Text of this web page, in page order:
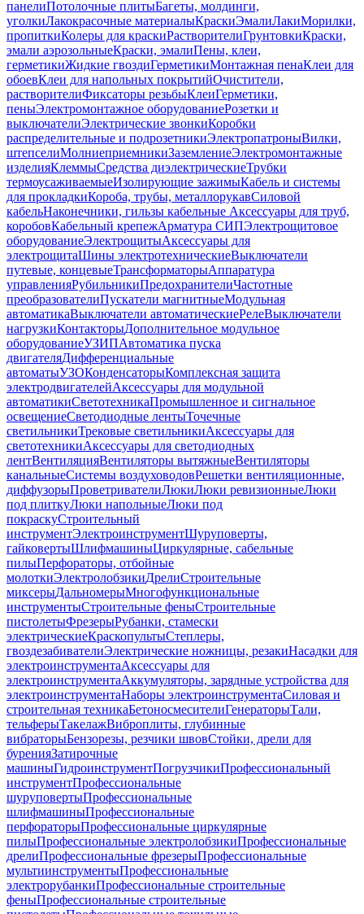
панелиПотолочные плитыБагеты, молдинги,
уголкиЛакокрасочные материалыКраскиЭмалиЛакиМорилки,
пропиткиКолеры для краскиРастворителиГрунтовкиКраски,
эмали аэрозольныеКраски, эмалиПены, клеи,
герметикиЖидкие гвоздиГерметикиМонтажная пенаКлеи для
обоевКлеи для напольных покрытийОчистители,
растворителиФиксаторы резьбыКлеиГерметики,
пеныЭлектромонтажное оборудованиеРозетки и
выключателиЭлектрические звонкиКоробки
распределительные и подрозетникиЭлектропатроныВилки,
штепселиМолниеприемникиЗаземлениеЭлектромонтажные
изделияКлеммыСредства диэлектрическиеТрубки
термоусаживаемыеИзолирующие зажимыКабель и системы
для прокладкиКороба, трубы, металлорукавСиловой
кабельНаконечники, гильзы кабельные Аксессуары для труб,
коробовКабельный крепежАрматура СИПЭлектрощитовое
оборудованиеЭлектрощитыАксессуары для
электрощитаШины электротехническиеВыключатели
путевые, концевыеТрансформаторыАппаратура
управленияРубильникиПредохранителиЧастотные
преобразователиПускатели магнитныеМодульная
автоматикаВыключатели автоматическиеРелеВыключатели
нагрузкиКонтакторыДополнительное модульное
оборудованиеУЗИПАвтоматика пуска
двигателяДифференциальные
автоматыУЗОКонденсаторыКомплексная защита
электродвигателейАксессуары для модульной
автоматикиСветотехникаПромышленное и сигнальное
освещениеСветодиодные лентыТочечные
светильникиТрековые светильникиАксессуары для
светотехникиАксессуары для светодиодных
лентВентиляцияВентиляторы вытяжныеВентиляторы
канальныеСистемы воздуховодовРешетки вентиляционные,
диффузорыПроветривателиЛюкиЛюки ревизионныеЛюки
под плиткуЛюки напольныеЛюки под
покраскуСтроительный
инструментЭлектроинструментШуруповерты,
гайковертыШлифмашиныЦиркулярные, сабельные
пилыПерфораторы, отбойные
молоткиЭлектролобзикиДрелиСтроительные
миксерыДальномерыМногофункциональные
инструментыСтроительные феныСтроительные
пистолетыФрезерыРубанки, стамески
электрическиеКраскопультыСтеплеры,
гвоздезабивателиЭлектрические ножницы, резакиНасадки для
электроинструментаАксессуары для
электроинструментаАккумуляторы, зарядные устройства для
электроинструментаНаборы электроинструментаСиловая и
строительная техникаБетоносмесителиГенераторыТали,
тельферыТакелажВиброплиты, глубинные
вибраторыБензорезы, резчики швовСтойки, дрели для
буренияЗатирочные
машиныГидроинструментПогрузчикиПрофессиональный
инструментПрофессиональные
шуруповертыПрофессиональные
шлифмашиныПрофессиональные
перфораторыПрофессиональные циркулярные
пилыПрофессиональные электролобзикиПрофессиональные
дрелиПрофессиональные фрезерыПрофессиональные
мультиинструментыПрофессиональные
электрорубанкиПрофессиональные строительные
феныПрофессиональные строительные